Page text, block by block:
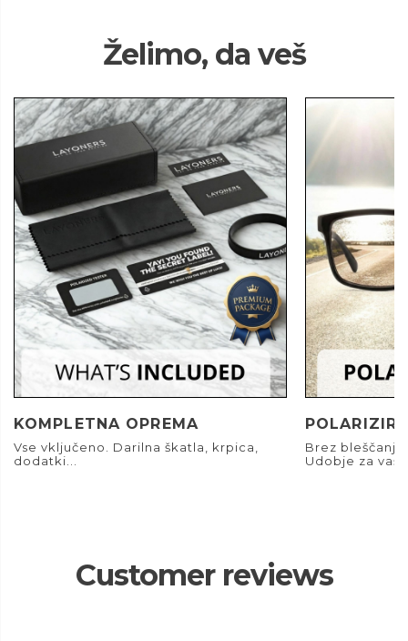
Želimo, da veš
KOMPLETNA OPREMA
Vse vključeno. Darilna škatla, krpica,
dodatki...
Brez
Udobje za
Customer reviews